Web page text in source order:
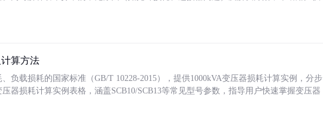
算方法
负载损耗的国家标准（GB/T 10228-2015），提供1000kVA变压器损耗计算实例，分步
器损耗计算实例表格，涵盖SCB10/SCB13等常见型号参数，指导用户快速掌握变压器